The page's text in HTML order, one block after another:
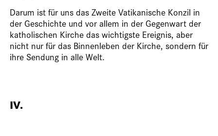
Darum ist für uns das Zweite Vatikanische Konzil in
der Geschichte und vor allem in der Gegenwart der
katholischen Kirche das wichtigste Ereignis, aber
nicht nur für das Binnenleben der Kirche, sondern für
ihre Sendung in alle Welt.
IV.